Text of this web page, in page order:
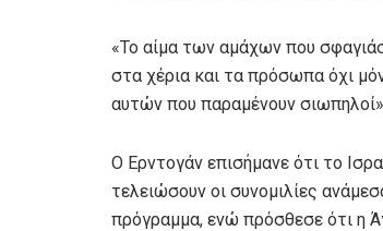
«Το αίμα των αμάχων που
στα χέρια και τα πρόσωπα όχι
αυτών που παραμένουν
Ο Ερντογάν επισήμανε ότι το
τελειώσουν οι συνομιλίες
πρόγραμμα, ενώ πρόσθεσε ότι η